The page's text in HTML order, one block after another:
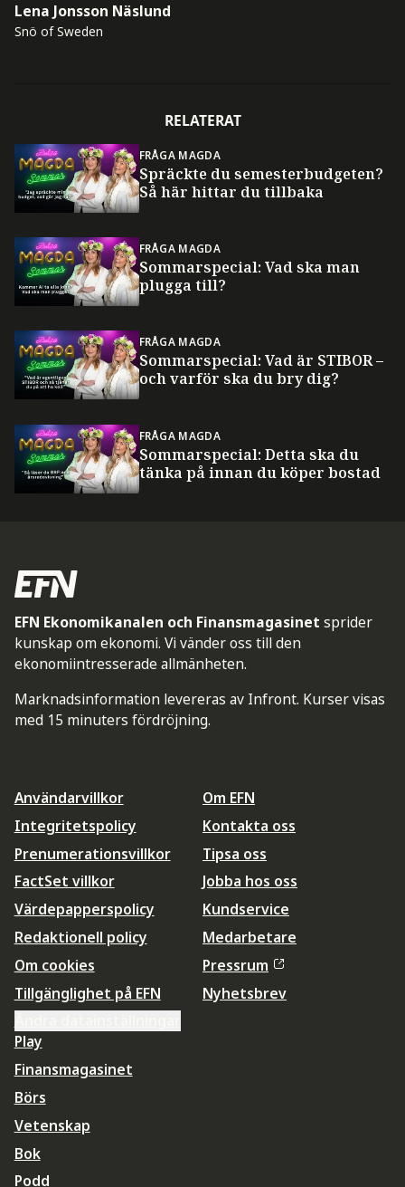
Lena Jonsson Näslund
Snö of Sweden
RELATERAT
FRÅGA MAGDA
Spräckte du semesterbudgeten?
Så här hittar du tillbaka
FRÅGA MAGDA
Sommarspecial: Vad ska man
plugga till?
FRÅGA MAGDA
Sommarspecial: Vad är STIBOR –
och varför ska du bry dig?
FRÅGA MAGDA
Sommarspecial: Detta ska du
tänka på innan du köper bostad
EFN Ekonomikanalen och Finansmagasinet sprider
kunskap om ekonomi. Vi vänder oss till den
ekonomiintresserade allmänheten.
Marknadsinformation levereras av Infront. Kurser visas
med 15 minuters fördröjning.
Användarvillkor
Integritetspolicy
Prenumerationsvillkor
FactSet villkor
Värdepapperspolicy
Redaktionell policy
Om cookies
Tillgänglighet på EFN
Om EFN
Kontakta oss
Tipsa oss
Jobba hos oss
Kundservice
Medarbetare
Pressrum
Nyhetsbrev
Play
Finansmagasinet
Börs
Vetenskap
Bok
Podd